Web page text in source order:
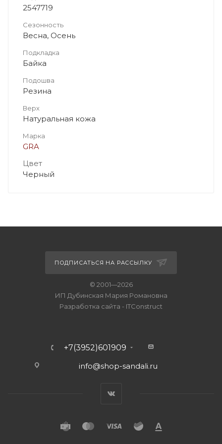
2547719
Сезонность
Весна, Осень
Подкладка
Байка
Подошва
Резина
Верх
Натуральная кожа
Марка
GRA
Цвет
Черный
ПОДПИСАТЬСЯ НА РАССЫЛКУ
© 2001—2026
ИП Дубинская Мария Романовна
Разработка сайта - ITConstruct
+7(3952)601909
info@shop-sandali.ru